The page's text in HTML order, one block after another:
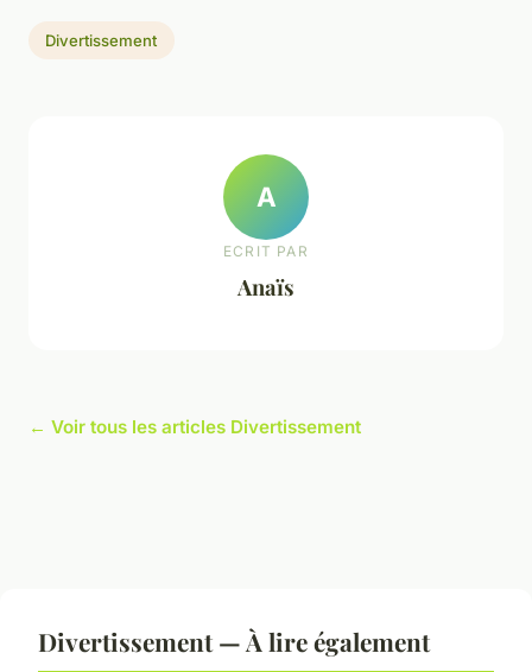
Divertissement
A
ECRIT PAR
Anaïs
← Voir tous les articles Divertissement
Divertissement — À lire également